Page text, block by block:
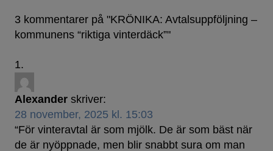
3 kommentarer på "KRÖNIKA: Avtalsuppföljning –
kommunens “riktiga vinterdäck”"
Alexander skriver:
28 november, 2025 kl. 15:03
“För vinteravtal är som mjölk. De är som bäst när
de är nyöppnade, men blir snabbt sura om man